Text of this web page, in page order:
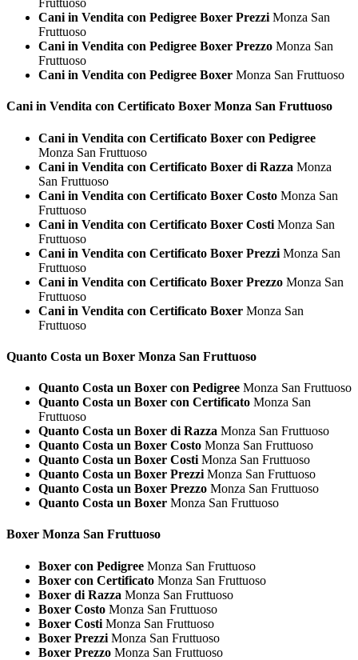
Fruttuoso
Cani in Vendita con Pedigree Boxer Prezzi Monza San
Fruttuoso
Cani in Vendita con Pedigree Boxer Prezzo Monza San
Fruttuoso
Cani in Vendita con Pedigree Boxer Monza San Fruttuoso
Cani in Vendita con Certificato Boxer Monza San Fruttuoso
Cani in Vendita con Certificato Boxer con Pedigree
Monza San Fruttuoso
Cani in Vendita con Certificato Boxer di Razza Monza
San Fruttuoso
Cani in Vendita con Certificato Boxer Costo Monza San
Fruttuoso
Cani in Vendita con Certificato Boxer Costi Monza San
Fruttuoso
Cani in Vendita con Certificato Boxer Prezzi Monza San
Fruttuoso
Cani in Vendita con Certificato Boxer Prezzo Monza San
Fruttuoso
Cani in Vendita con Certificato Boxer Monza San
Fruttuoso
Quanto Costa un Boxer Monza San Fruttuoso
Quanto Costa un Boxer con Pedigree Monza San Fruttuoso
Quanto Costa un Boxer con Certificato Monza San
Fruttuoso
Quanto Costa un Boxer di Razza Monza San Fruttuoso
Quanto Costa un Boxer Costo Monza San Fruttuoso
Quanto Costa un Boxer Costi Monza San Fruttuoso
Quanto Costa un Boxer Prezzi Monza San Fruttuoso
Quanto Costa un Boxer Prezzo Monza San Fruttuoso
Quanto Costa un Boxer Monza San Fruttuoso
Boxer Monza San Fruttuoso
Boxer con Pedigree Monza San Fruttuoso
Boxer con Certificato Monza San Fruttuoso
Boxer di Razza Monza San Fruttuoso
Boxer Costo Monza San Fruttuoso
Boxer Costi Monza San Fruttuoso
Boxer Prezzi Monza San Fruttuoso
Boxer Prezzo Monza San Fruttuoso